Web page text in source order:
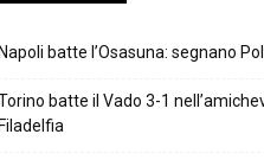
batte l’Osasuna: segnano
batte il Vado 3-1